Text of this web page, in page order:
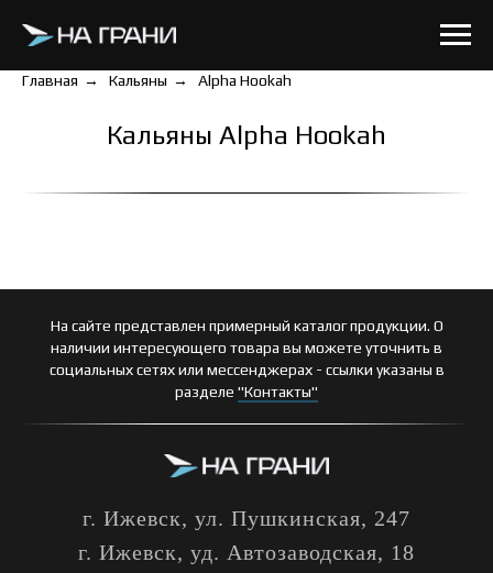
Главная → Кальяны → Alpha Hookah
Кальяны Alpha Hookah
На сайте представлен примерный каталог продукции. О
наличии интересующего товара вы можете уточнить в
социальных сетях или мессенджерах - ссылки указаны в
разделе "Контакты"
г. Ижевск, ул. Пушкинская, 247
г. Ижевск, уд. Автозаводская, 18